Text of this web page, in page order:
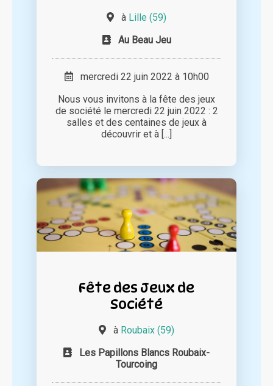
à Lille (59)
Au Beau Jeu
mercredi 22 juin 2022 à 10h00
Nous vous invitons à la fête des jeux
de société le mercredi 22 juin 2022 : 2
salles et des centaines de jeux à
découvrir et à [...]
Fête des Jeux de
Société
à Roubaix (59)
Les Papillons Blancs Roubaix-
Tourcoing